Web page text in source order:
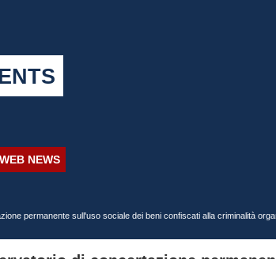
NEWS
permanente sull'uso sociale dei beni confiscati alla criminalità